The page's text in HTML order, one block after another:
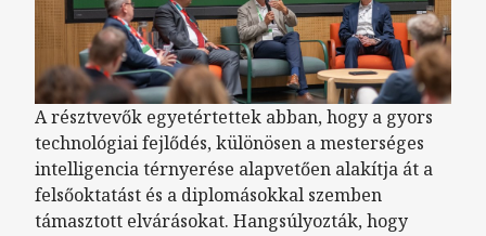
A résztvevők egyetértettek abban, hogy a gyors
technológiai fejlődés, különösen a mesterséges
intelligencia térnyerése alapvetően alakítja át a
felsőoktatást és a diplomásokkal szemben
támasztott elvárásokat. Hangsúlyozták, hogy